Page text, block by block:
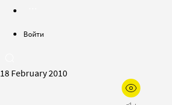
Войти
18 February 2010